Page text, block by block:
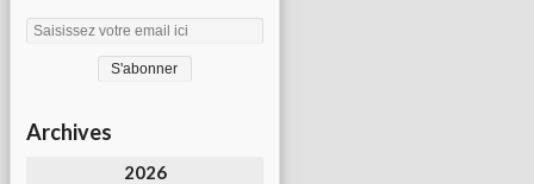
Archives
2026